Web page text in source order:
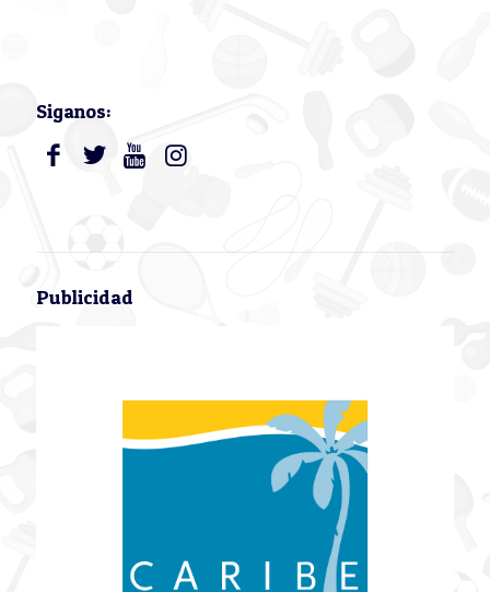
Siganos:
Publicidad